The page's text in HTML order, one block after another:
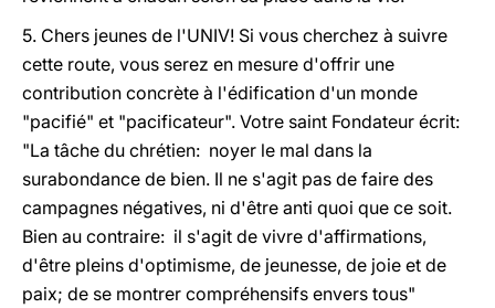
5. Chers jeunes de l'UNIV! Si vous cherchez à suivre
cette route, vous serez en mesure d'offrir une
contribution concrète à l'édification d'un monde
"pacifié" et "pacificateur". Votre saint Fondateur écrit:
"La tâche du chrétien: noyer le mal dans la
surabondance de bien. Il ne s'agit pas de faire des
campagnes négatives, ni d'être anti quoi que ce soit.
Bien au contraire: il s'agit de vivre d'affirmations,
d'être pleins d'optimisme, de jeunesse, de joie et de
paix; de se montrer compréhensifs envers tous"